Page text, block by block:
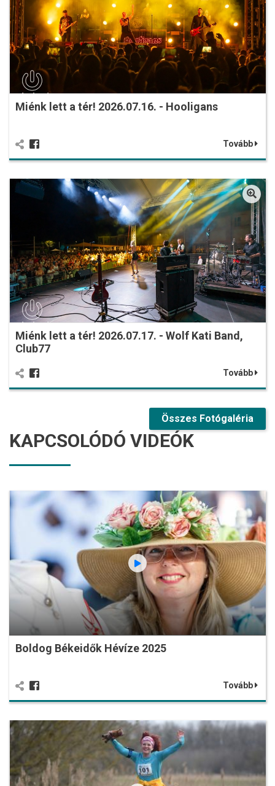
Miénk lett a tér! 2026.07.16. - Hooligans
Tovább
Miénk lett a tér! 2026.07.17. - Wolf Kati Band,
Club77
Tovább
Összes Fotógaléria
KAPCSOLÓDÓ VIDEÓK
Boldog Békeidők Hévíze 2025
Tovább